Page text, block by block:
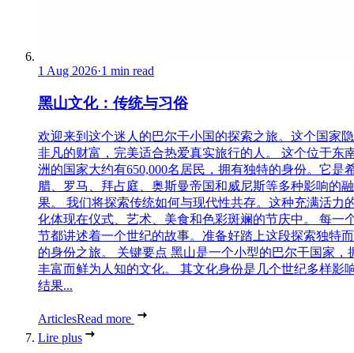
1 Aug 2026·1 min read
黑山文化：传统与习俗
欢迎来到这个迷人的巴尔干小国的探索之旅。这个国家
非凡的财富，完美适合热爱真实旅行的人。 这个位于东
洲的国家大约有650,000名居民，拥有独特的身份。它是
腊、罗马、拜占庭、奥斯曼帝国和威尼斯等多种影响的
果。 我们将探索传统如何与现代性共存。这种充满活力
化体现在仪式、艺术、美食和色彩斑斓的节庆中。 每一
节都讲述着一个世纪的故事。准备好踏上这段探索独特
的身份之旅。 关键要点 黑山是一个小型的巴尔干国家，
丰富而鲜为人知的文化。 其文化身份是几个世纪多样影
结果...
ArticlesRead more
Lire plus